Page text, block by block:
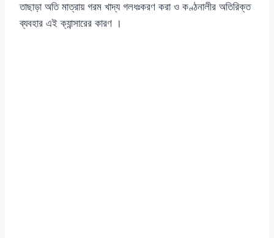
তাছাড়া অতি মাত্রায় গরম খাদ্য গলধঃকরণ করা ও কণ্ঠনালীর অতিরিক্ত
ব্যবহার এই ক্যান্সারের কারণ ।